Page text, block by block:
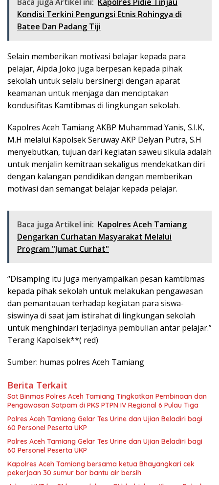
Baca juga Artikel ini: Kapolres Pidie Tinjau
Kondisi Terkini Pengungsi Etnis Rohingya di
Batee Dan Padang Tiji
Selain memberikan motivasi belajar kepada para
pelajar, Aipda Joko juga berpesan kepada pihak
sekolah untuk selalu bersinergi dengan aparat
keamanan untuk menjaga dan menciptakan
kondusifitas Kamtibmas di lingkungan sekolah.
Kapolres Aceh Tamiang AKBP Muhammad Yanis, S.I.K,
M.H melalui Kapolsek Seruway AKP Delyan Putra, S.H
menyebutkan, tujuan dari kegiatan saweu sikula adalah
untuk menjalin kemitraan sekaligus mendekatkan diri
dengan kalangan pendidikan dengan memberikan
motivasi dan semangat belajar kepada pelajar.
Baca juga Artikel ini: Kapolres Aceh Tamiang
Dengarkan Curhatan Masyarakat Melalui
Program "Jumat Curhat"
“Disamping itu juga menyampaikan pesan kamtibmas
kepada pihak sekolah untuk melakukan pengawasan
dan pemantauan terhadap kegiatan para siswa-
siswinya di saat jam istirahat di lingkungan sekolah
untuk menghindari terjadinya pembulian antar pelajar.”
Terang Kapolsek**( red)
Sumber: humas polres Aceh Tamiang
Berita Terkait
Sat Binmas Polres Aceh Tamiang Tingkatkan Pembinaan dan
Pengawasan Satpam di PKS PTPN IV Regional 6 Pulau Tiga
Polres Aceh Tamiang Gelar Tes Urine dan Ujian Beladiri bagi
60 Personel Peserta UKP
Polres Aceh Tamiang Gelar Tes Urine dan Ujian Beladiri bagi
60 Personel Peserta UKP
Kapolres Aceh Tamiang bersama ketua Bhayangkari cek
pekerjaan 30 sumur bor bantu air bersih